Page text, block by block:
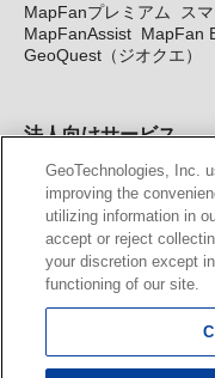
MapFanプレミアム
ス
MapFanAssist MapFan
GeoQuest（ジオクエ）
法人向けサービス
法人向け地図・位置情報
図API Windows PC向け
サービス
MAP WORLD+
カーナビ地図更新サ
MapFan スマートメンバ
KENWOOD MapFan
GeoTechnologies, Inc.
improving the
utilizing information in
accept or reject
your discretion except
functioning of our site.